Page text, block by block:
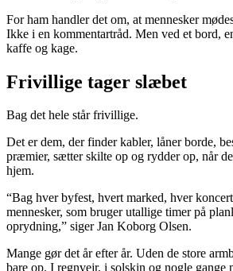
For ham handler det om, at mennesker
Ikke i en kommentartråd. Men ved et bord,
kaffe og kage.
Frivillige tager slæbet
Bag det hele står frivillige.
Det er dem, der finder kabler, låner borde,
præmier, sætter skilte op og rydder op, når
hjem.
“Bag hver byfest, hvert marked, hver
mennesker, som bruger utallige timer på
oprydning,” siger Jan Koborg Olsen.
Mange gør det år efter år. Uden de store
bare op. I regnvejr, i solskin og nogle gange